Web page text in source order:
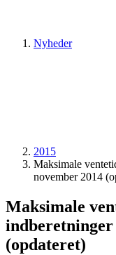
Nyheder
2015
Maksimale
november 2014
Maksimale
(opdateret)